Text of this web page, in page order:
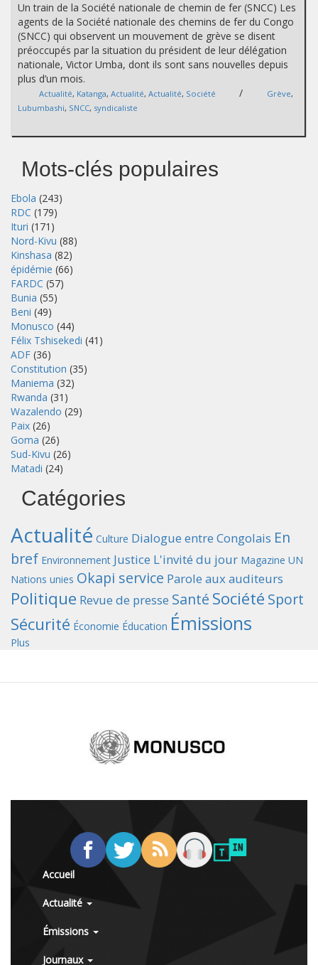
Un train de la Société nationale de chemin de fer (SNCC) Les
agents de la Société nationale des chemins de fer du Congo
(SNCC) qui observent un mouvement de grève se disent
préoccupés par la situation du président de leur délégation
nationale, Victor Umba, dont ils sont sans nouvelles depuis
plus d’un mois.
Actualité, Katanga, Actualité, Actualité, Société / Grève,
Lubumbashi, SNCC, syndicaliste
Mots-clés populaires
Ebola (243)
RDC (179)
Ituri (171)
Nord-Kivu (88)
Kinshasa (82)
épidémie (66)
FARDC (57)
Bunia (55)
Beni (49)
Monusco (44)
Félix Tshisekedi (41)
ADF (36)
Constitution (35)
Maniema (32)
Rwanda (31)
Wazalendo (29)
Paix (26)
Goma (26)
Sud-Kivu (26)
Matadi (24)
Catégories
Actualité Culture Dialogue entre Congolais En
bref Environnement Justice L'invité du jour Magazine UN
Nations unies Okapi service Parole aux auditeurs
Politique Revue de presse Santé Société Sport
Sécurité Économie Éducation Émissions
Plus
Accueil
Actualité
Émissions
Journaux